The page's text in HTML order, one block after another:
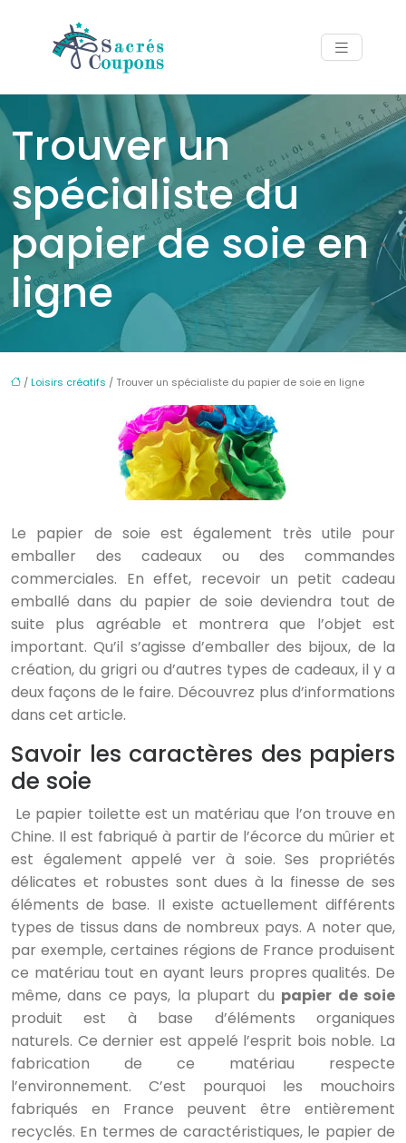
Trouver un
spécialiste du
papier de soie en
ligne
/Loisirs créatifs / Trouver un spécialiste du papier de soie en ligne
Le papier de soie est également très utile pour
emballer des cadeaux ou des commandes
commerciales. En effet, recevoir un petit cadeau
emballé dans du papier de soie deviendra tout de
suite plus agréable et montrera que l’objet est
important. Qu’il s’agisse d’emballer des bijoux, de la
création, du grigri ou d’autres types de cadeaux, il y a
deux façons de le faire. Découvrez plus d’informations
dans cet article.
Savoir les caractères des papiers
de soie
Le papier toilette est un matériau que l’on trouve en
Chine. Il est fabriqué à partir de l’écorce du mûrier et
est également appelé ver à soie. Ses propriétés
délicates et robustes sont dues à la finesse de ses
éléments de base. Il existe actuellement différents
types de tissus dans de nombreux pays. A noter que,
par exemple, certaines régions de France produisent
ce matériau tout en ayant leurs propres qualités. De
même, dans ce pays, la plupart du papier de soie
produit est à base d’éléments organiques
naturels. Ce dernier est appelé l’esprit bois noble. La
fabrication de ce matériau respecte
l’environnement. C’est pourquoi les mouchoirs
fabriqués en France peuvent être entièrement
recyclés. En termes de caractéristiques, le papier de